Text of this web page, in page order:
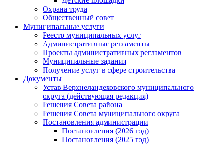
Охрана труда
Общественный совет
Муниципальные услуги
Реестр муниципальных услуг
Административные регламенты
Проекты административных регламентов
Муниципальные задания
Получение услуг в сфере строительства
Документы
Устав Верхнеландеховского муниципального
округа (действующая редакция)
Решения Совета района
Решения Совета муниципального округа
Постановления администрации
Постановления (2026 год)
Постановления (2025 год)